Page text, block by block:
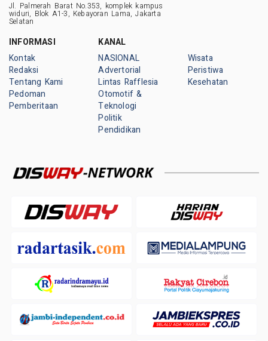
Jl. Palmerah Barat No.353, komplek kampus
widuri, Blok A1-3, Kebayoran Lama, Jakarta
Selatan
INFORMASI
Kontak
Redaksi
Tentang Kami
Pedoman
Pemberitaan
KANAL
NASIONAL
Advertorial
Lintas Rafflesia
Otomotif &
Teknologi
Politik
Pendidikan
Wisata
Peristiwa
Kesehatan